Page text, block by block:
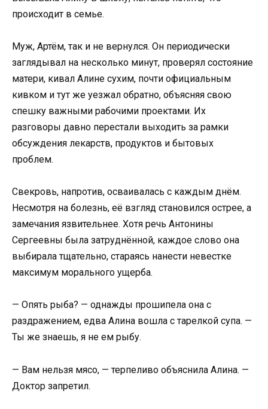
происходит в семье.
Муж, Артём, так и не вернулся. Он периодически
заглядывал на несколько минут, проверял состояние
матери, кивал Алине сухим, почти официальным
кивком и тут же уезжал обратно, объясняя свою
спешку важными рабочими проектами. Их
разговоры давно перестали выходить за рамки
обсуждения лекарств, продуктов и бытовых
проблем.
Свекровь, напротив, осваивалась с каждым днём.
Несмотря на болезнь, её взгляд становился острее, а
замечания язвительнее. Хотя речь Антонины
Сергеевны была затруднённой, каждое слово она
выбирала тщательно, стараясь нанести невестке
максимум морального ущерба.
— Опять рыба? — однажды прошипела она с
раздражением, едва Алина вошла с тарелкой супа. —
Ты же знаешь, я не ем рыбу.
— Вам нельзя мясо, — терпеливо объяснила Алина. —
Доктор запретил.